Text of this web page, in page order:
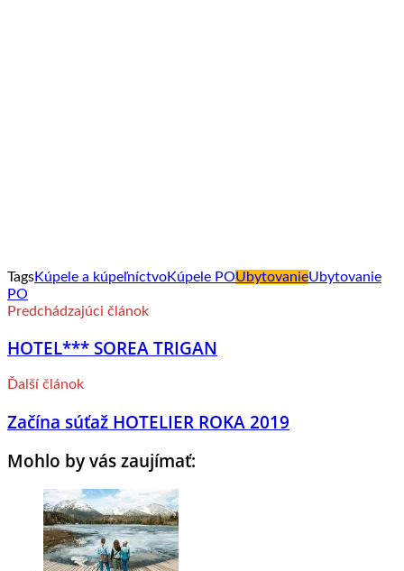
TagsKúpele a kúpeľníctvoKúpele POUbytovanieUbytovanie
PO
Predchádzajúci článok
HOTEL*** SOREA TRIGAN
Ďalší článok
Začína súťaž HOTELIER ROKA 2019
Mohlo by vás zaujímať: